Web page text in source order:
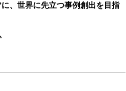
、世界に先立つ事例創出を目指